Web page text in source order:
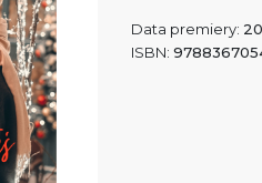
Data premiery:
ISBN: